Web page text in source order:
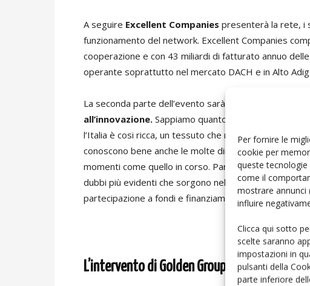
Per fornire le
cookie per
queste
come il
mostrare annunci
influire
Clicca qui sotto
scelte saranno
impostazioni in
pulsanti della
parte inferiore
A seguire Excellent Companies presenterà la rete, i
funzionamento del network. Excellent Companies
cooperazione e con 43 miliardi di fatturato annuo
operante soprattutto nel mercato DACH e in Alto
La seconda parte dell’evento sarà invece dedicata ai
all’innovazione. Sappiamo quanto sia importante
l’Italia è cosi ricca, un tessuto che rappresenta la
conoscono bene anche le molte dinamiche che
momenti come quello in corso. Parte della mattinata
dubbi più evidenti che sorgono nell’affrontare
partecipazione a fondi e finanziamenti.
L’intervento di Golden Group